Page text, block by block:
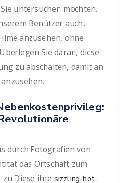
untersuchen möchten.
Benützer auch,
anzusehen, ohne
Sie daran, diese
zu abschalten, damit an
durch Fotografien von
das Ortschaft zum
zu Diese ihre sizzling-hot-